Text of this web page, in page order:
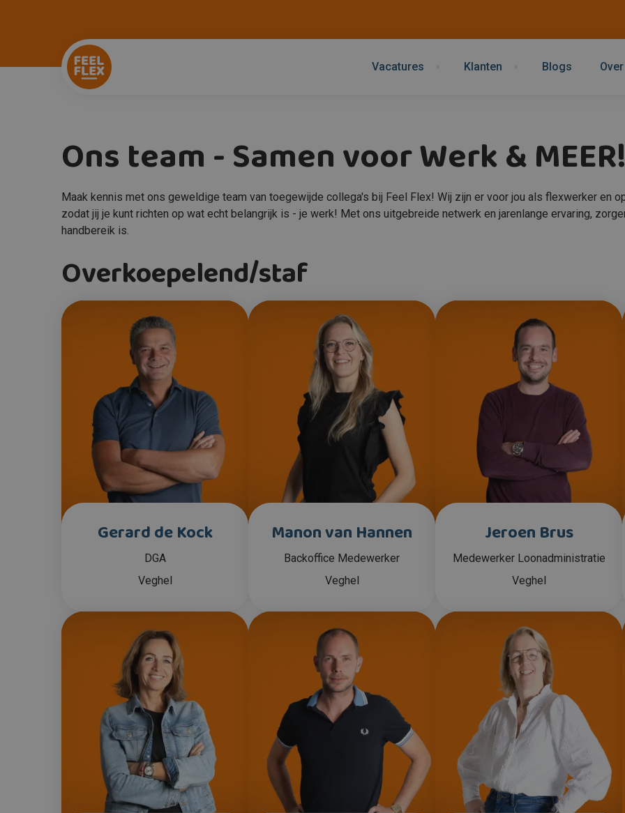
Vacatures Klanten Blogs
Ons team - Samen voor Werk & MEER!
Maak kennis met ons geweldige team van toegewijde collega's bij Feel Flex! Wij zijn er voor jou als flexwerker en
zodat jij je kunt richten op wat echt belangrijk is - je werk! Met ons uitgebreide netwerk en jarenlange ervaring,
handbereik is.
Overkoepelend/staf
Gerard de Kock
DGA
Veghel
Manon van Hannen
Backoffice Medewerker
Veghel
Jeroen Brus
Medewerker Loonadministratie
Veghel